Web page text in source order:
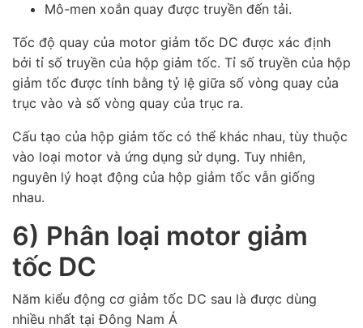
Mô-men xoắn quay được truyền đến tải.
Tốc độ quay của motor giảm tốc DC được xác định
bởi tỉ số truyền của hộp giảm tốc. Tỉ số truyền của hộp
giảm tốc được tính bằng tỷ lệ giữa số vòng quay của
trục vào và số vòng quay của trục ra.
Cấu tạo của hộp giảm tốc có thể khác nhau, tùy thuộc
vào loại motor và ứng dụng sử dụng. Tuy nhiên,
nguyên lý hoạt động của hộp giảm tốc vẫn giống
nhau.
6) Phân loại motor giảm
tốc DC
Năm kiểu động cơ giảm tốc DC sau là được dùng
nhiều nhất tại Đông Nam Á